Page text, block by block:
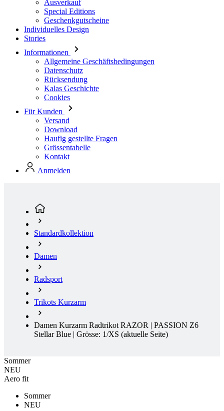
Informationen
Allgemeine Geschäftsbedingungen
Datenschutz
Rücksendung
Kalas Geschichte
Cookies
Für Kunden
Versand
Download
Haufig gestellte Fragen
Grössentabelle
Kontakt
Anmelden
Damen
Radsport
Trikots Kurzarm
Damen Kurzarm Radtrikot RAZOR | PASSION Z6
Stellar Blue | Grösse: 1/XS
Sommer
NEU